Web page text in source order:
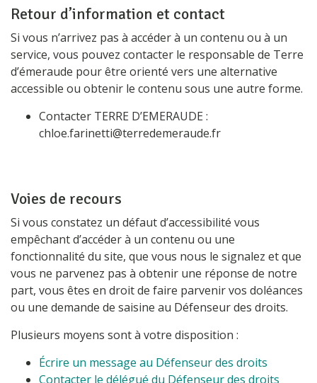
Retour d’information et contact
Si vous n’arrivez pas à accéder à un contenu ou à un
service, vous pouvez contacter le responsable de Terre
d’émeraude pour être orienté vers une alternative
accessible ou obtenir le contenu sous une autre forme.
Contacter TERRE D’EMERAUDE :
chloe.farinetti@terredemeraude.fr
Voies de recours
Si vous constatez un défaut d’accessibilité vous
empêchant d’accéder à un contenu ou une
fonctionnalité du site, que vous nous le signalez et que
vous ne parvenez pas à obtenir une réponse de notre
part, vous êtes en droit de faire parvenir vos doléances
ou une demande de saisine au Défenseur des droits.
Plusieurs moyens sont à votre disposition :
Écrire un message au Défenseur des droits
Contacter le délégué du Défenseur des droits